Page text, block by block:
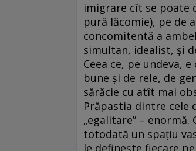
imigrare cît se poate
pură lăcomie), pe de
concomitentă a
simultan, idealist, și
Ceea ce, pe undeva,
bune și de rele, de
sărăcie cu atît mai
Prăpastia dintre cele
„egalitare” –
totodată un spațiu